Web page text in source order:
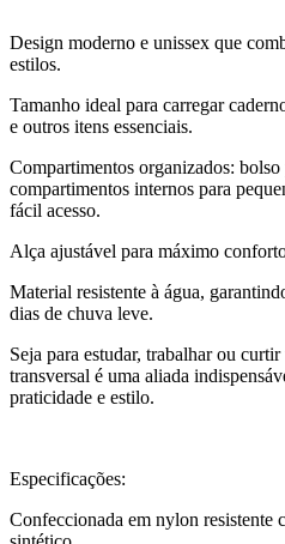
Design moderno e unissex que
estilos.
Tamanho ideal para carregar
e outros itens essenciais.
Compartimentos organizados:
compartimentos internos para
fácil acesso.
Alça ajustável para máximo
Material resistente à água,
dias de chuva leve.
Seja para estudar, trabalhar ou
transversal é uma aliada
praticidade e estilo.
Especificações:
Confeccionada em nylon resistente